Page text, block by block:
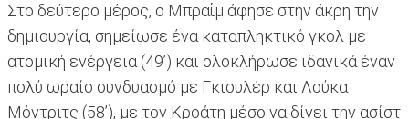
Στο δεύτερο μέρος, ο Μπραΐμ άφησε στην άκρη την
δημιουργία, σημείωσε ένα καταπληκτικό γκολ με
ατομική ενέργεια (49’) και ολοκλήρωσε ιδανικά έναν
πολύ ωραίο συνδυασμό με Γκιουλέρ και Λούκα
Μόντριτς (58’), με τον Κροάτη μέσο να δίνει την ασίστ